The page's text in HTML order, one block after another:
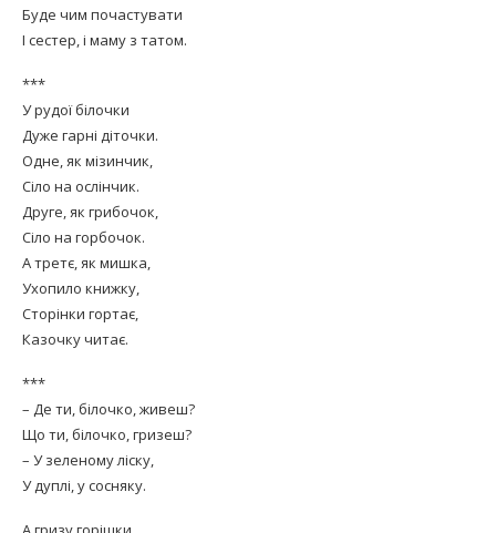
Буде чим почастувати
І сестер, і маму з татом.
***
У рудої білочки
Дуже гарні діточки.
Одне, як мізинчик,
Сіло на ослінчик.
Друге, як грибочок,
Сіло на горбочок.
А третє, як мишка,
Ухопило книжку,
Сторінки гортає,
Казочку читає.
***
– Де ти, білочко, живеш?
Що ти, білочко, гризеш?
– У зеленому ліску,
У дуплі, у сосняку.